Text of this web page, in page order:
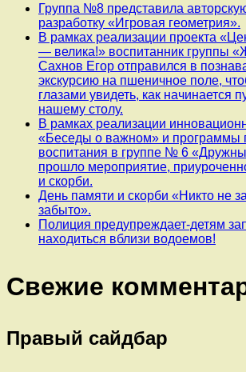
Группа №8 представила
разработку «Игровая геометрия».
В рамках реализации проекта
— велика!» воспитанник группы
Сахнов Егор отправился в
экскурсию на пшеничное поле,
глазами увидеть, как начинается
нашему столу.
В рамках реализации
«Беседы о важном» и программы
воспитания в группе № 6
прошло мероприятие,
и скорби.
День памяти и скорби «Никто не
забыто».
Полиция предупреждает-детям
находиться вблизи водоемов!
Свежие
Правый сайдбар